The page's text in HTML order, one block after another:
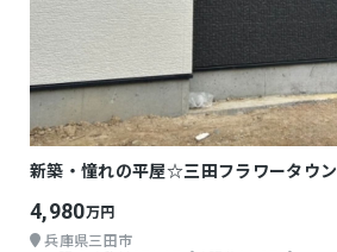
新築・憧れの平屋☆三田フラワータウン
4,980万円
兵庫県三田市